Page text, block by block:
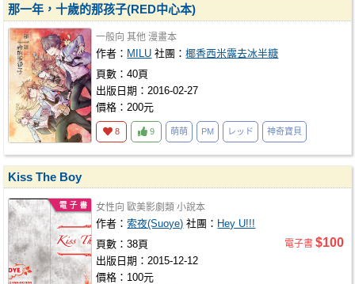
那一年，十歲的那孩子(RED中心本)
一般向 其他 漫畫本
作者： MILU 社團：椰香西米露去冰半糖
頁數：40頁
出版日期：2016-02-27
價格：200元
8 9 萌萌 PM レッド 神奇寶貝
Kiss The Boy
女性向 歐美影劇類 小說本
作者：索夜(Suoye) 社團： Hey U!!!
頁數：38頁
出版日期：2015-12-12
價格：100元
電子書 $100